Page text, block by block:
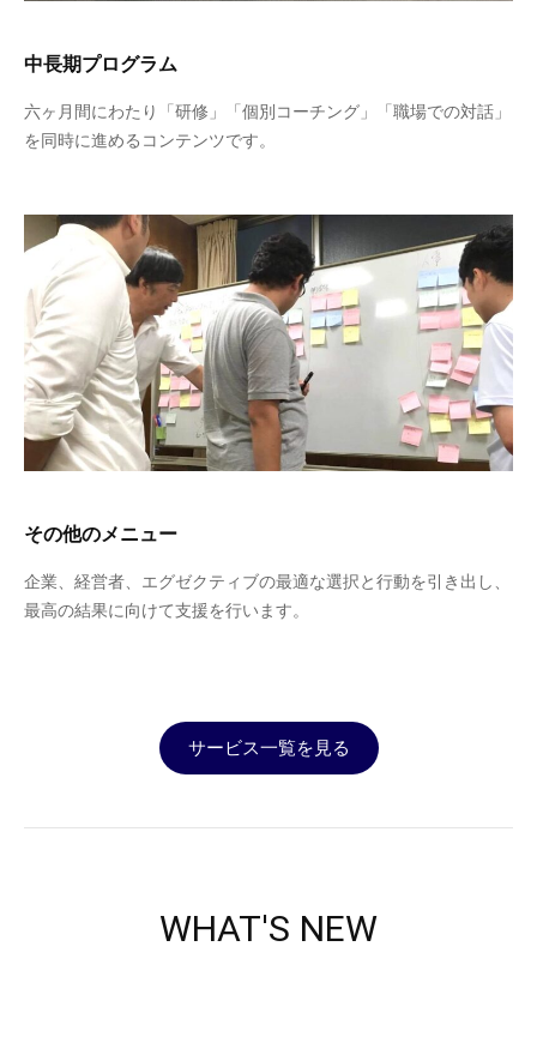
中長期プログラム
六ヶ月間にわたり「研修」「個別コーチング」「職場での対話」
を同時に進めるコンテンツです。
その他のメニュー
企業、経営者、エグゼクティブの最適な選択と行動を引き出し、
最高の結果に向けて支援を行います。
サービス一覧を見る
WHAT'S NEW